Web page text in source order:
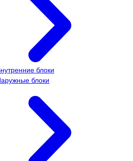
блоки
блоки